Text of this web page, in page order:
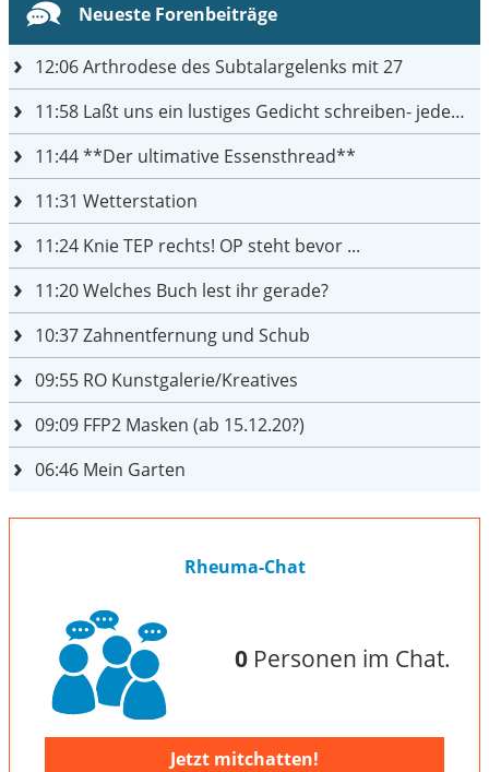
Neueste Forenbeiträge
12:06Arthrodese des Subtalargelenks mit 27
11:58 Laßt uns ein lustiges Gedicht schreiben- jeder einen Satz
11:44**Der ultimative Essensthread**
11:31 Wetterstation
11:24 Knie TEP rechts! OP steht bevor ...
11:20Welches Buch lest ihr gerade?
10:37Zahnentfernung und Schub
09:55 RO Kunstgalerie/Kreatives
09:09 FFP2 Masken (ab 15.12.20?)
06:46 Mein Garten
Rheuma-Chat
0Personen im Chat.
Jetzt mitchatten!